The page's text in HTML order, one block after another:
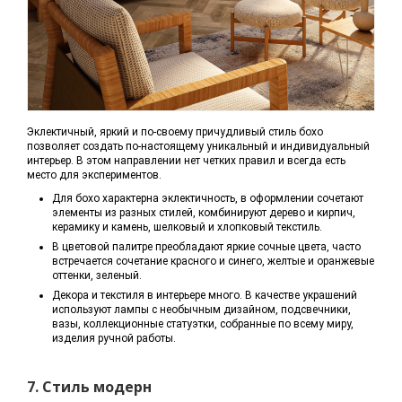
Эклектичный, яркий и по-своему причудливый стиль бохо
позволяет создать по-настоящему уникальный и индивидуальный
интерьер. В этом направлении нет четких правил и всегда есть
место для экспериментов.
Для бохо характерна эклектичность, в оформлении сочетают
элементы из разных стилей, комбинируют дерево и кирпич,
керамику и камень, шелковый и хлопковый текстиль.
В цветовой палитре преобладают яркие сочные цвета, часто
встречается сочетание красного и синего, желтые и оранжевые
оттенки, зеленый.
Декора и текстиля в интерьере много. В качестве украшений
используют лампы с необычным дизайном, подсвечники,
вазы, коллекционные статуэтки, собранные по всему миру,
изделия ручной работы.
7. Стиль модерн